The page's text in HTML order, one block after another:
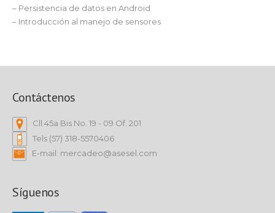
– Persistencia de datos en Android
– Introducción al manejo de sensores
Contáctenos
Cll 45a Bis No. 19 - 09 Of. 201
Tels (57) 318-5570406
E-mail: mercadeo@asesel.com
Síguenos